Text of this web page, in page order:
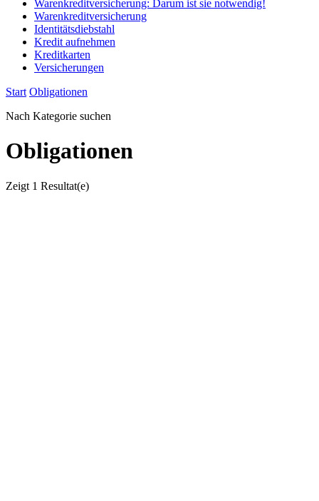
Warenkreditversicherung: Darum ist sie notwendig!
Warenkreditversicherung
Identitätsdiebstahl
Kredit aufnehmen
Kreditkarten
Versicherungen
Start Obligationen
Nach Kategorie suchen
Obligationen
Zeigt 1 Resultat(e)